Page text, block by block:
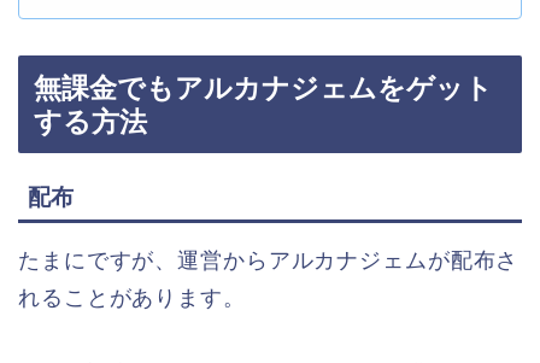
無課金でもアルカナジェムをゲット
する方法
配布
たまにですが、運営からアルカナジェムが配布さ
れることがあります。